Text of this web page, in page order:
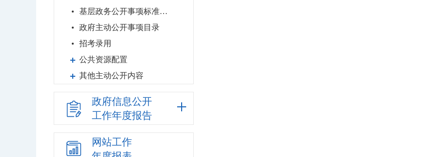
基层政务公开事项标准目录
政府主动公开事项目录
招考录用
公共资源配置
其他主动公开内容
政府信息公开
工作年度报告
网站工作